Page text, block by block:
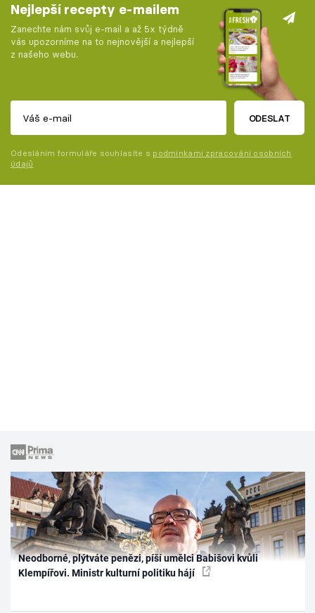
Nejlepší recepty e-mailem
Zanechte nám svůj e-mail a až 5x týdně
vás upozorníme na to nejnovější a nejlepší
z našeho webu.
ODESLAT
Odesláním formuláře souhlasíte s podmínkami zpracování osobních
údajů
Neodborné, plýtváte penězi, píší umělci Babišovi kvůli
Klempířovi. Ministr kulturní politiku hájí